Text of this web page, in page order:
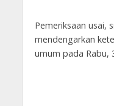
Pemeriksaan usai,
mendengarkan
umum pada Rabu,